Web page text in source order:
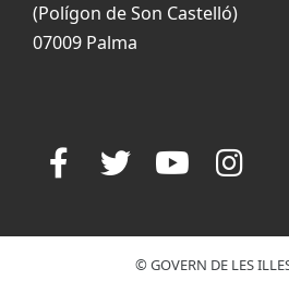
(Polígon de Son Castelló)
07009 Palma
© GOVERN DE LES